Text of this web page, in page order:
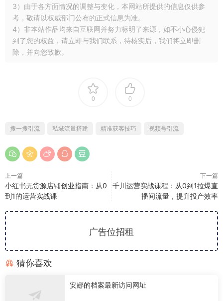
3）由于各方面情况的调整与变化，本网站所提供的信息仅供参
考，敬请以权威部门公布的正式信息为准。
4）非本站作品均来自互联网并努力标明了来源，如不小心侵犯
到了您的权益，请立即与我们联系，待核实后，我们将立即删
除，并向您致歉。
0 0
搜一搜引流 私域流量搭建 精准获客技巧 视频号引流
上一篇
小红书无货源店铺创业指南：从0
到1的运营实战课
下一篇
千川运营实战课程：从0到1拉爆直
播间流量，提升投产效率
广告位招租
猜你喜欢
安娜的档案最新访问网址